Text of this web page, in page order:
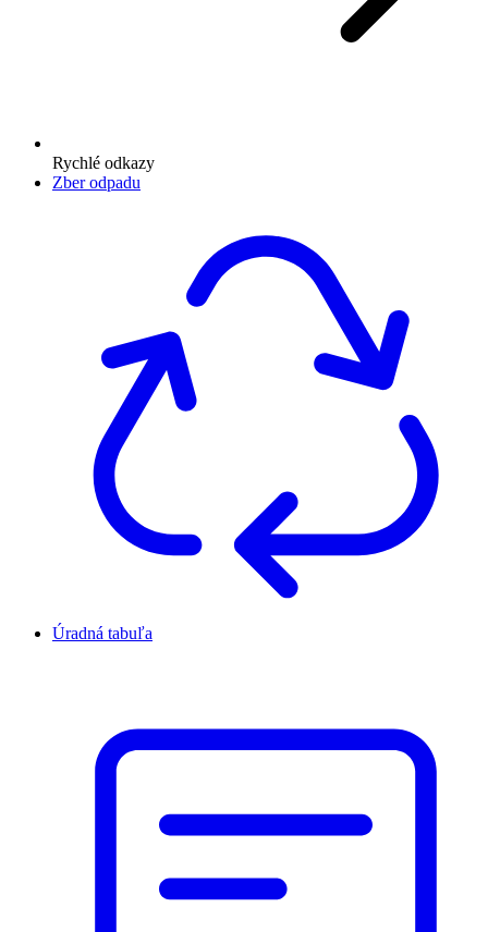
Rychlé odkazy
Zber odpadu
Úradná tabuľa